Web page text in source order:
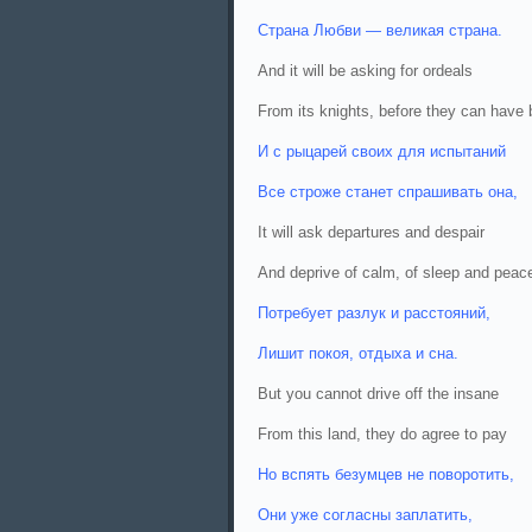
Страна Любви — великая страна.
And it will be asking for ordeals
From its knights, before they can have
И с рыцарей своих для испытаний
Все строже станет спрашивать она,
It will ask departures and despair
And deprive of calm, of sleep and
Потребует разлук и расстояний,
Лишит покоя, отдыха и сна.
But you cannot drive off the insane
From this land, they do agree to pay
Но вспять безумцев не поворотить,
Они уже согласны заплатить,